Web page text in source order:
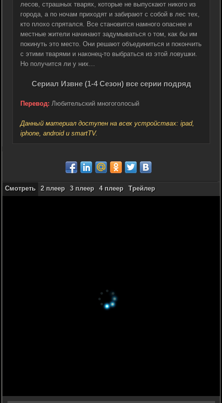
лесов, страшных тварях, которые не выпускают никого из
города, а по ночам приходят и забирают с собой в лес тех,
кто плохо спрятался. Все становится намного опаснее и
местные жители начинают задумываться о том, как бы им
покинуть это место. Они решают объединиться и покончить
с этими тварями и наконец-то выбраться из этой ловушки.
Но получится ли у них…
Сериал Извне (1-4 Сезон) все серии подряд
Перевод: Любительский многоголосый
Данный материал доступен на всех устройствах: ipad,
iphone, android и smartTV.
Смотреть 2 плеер 3 плеер 4 плеер Трейлер